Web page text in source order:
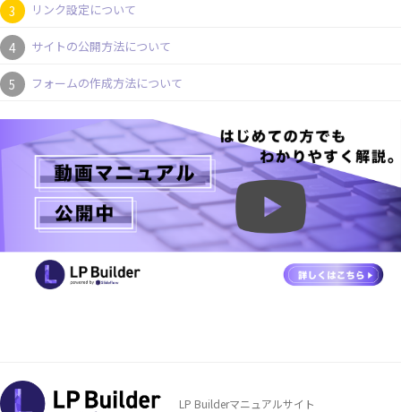
リンク設定について
サイトの公開方法について
フォームの作成方法について
LP Builderマニュアルサイト